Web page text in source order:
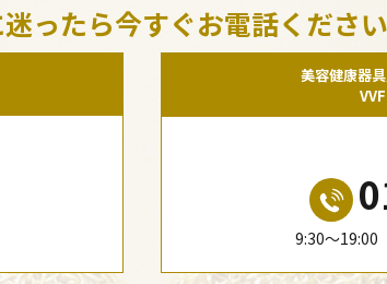
ったら今すぐお電話ください
美容健康器
9:30〜19:00